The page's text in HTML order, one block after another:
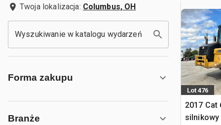
Twoja lokalizacja: Columbus, OH
Wyszukiwanie w katalogu wydarzeń
Forma zakupu
Branże
Lot 476
2017 Cat
silnikowy